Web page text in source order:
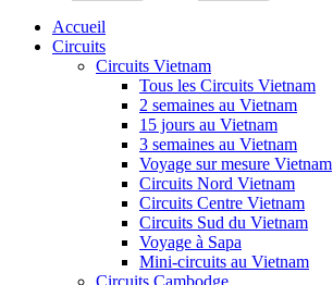
Accueil
Circuits
Circuits Vietnam
Tous les Circuits Vietnam
2 semaines au Vietnam
15 jours au Vietnam
3 semaines au Vietnam
Voyage sur mesure Vietnam
Circuits Nord Vietnam
Circuits Centre Vietnam
Circuits Sud du Vietnam
Voyage à Sapa
Mini-circuits au Vietnam
Circuits Cambodge